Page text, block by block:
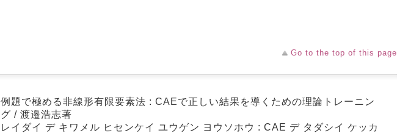
Go to the top of this page
例題で極める非線形有限要素法 : CAEで正しい結果を導くための理論トレーニン
グ / 渡邉浩志著
レイダイ デ キワメル ヒセンケイ ユウゲン ヨウソホウ : CAE デ タダシイ ケッカ